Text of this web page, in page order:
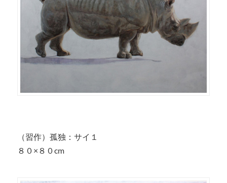
（習作）孤独：サイ１
８０×８０cm